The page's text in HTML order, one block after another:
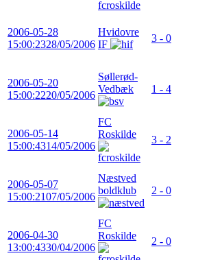
2006-05-28
15:00:2328/05/2006
Hvidovre
IF
3 - 0
2006-05-20
15:00:2220/05/2006
Søllerød-
Vedbæk
1 - 4
2006-05-14
15:00:4314/05/2006
FC
Roskilde
3 - 2
2006-05-07
15:00:2107/05/2006
Næstved
boldklub
2 - 0
2006-04-30
13:00:4330/04/2006
FC
Roskilde
2 - 0